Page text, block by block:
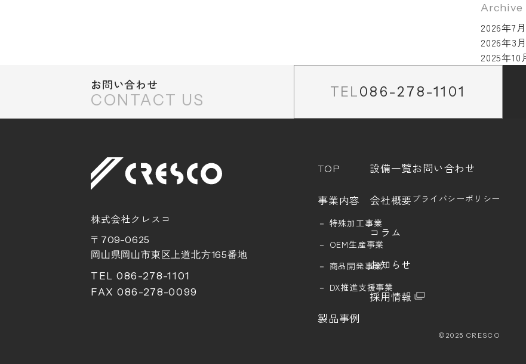
Archive
2026年7月
2026年3月
2025年10
お問い合わせ
CONTACT US TEL086-278-1101
株式会社クレスコ
〒709-0625
岡山県岡山市東区上道北方165番地
TEL 086-278-1101
FAX 086-278-0099
TOP
事業内容
－ 特殊加工事業
－ OEM生産事業
－ 商品開発事業
－ DX推進支援事業
製品事例
設備一覧
会社概要
コラム
お知らせ
採用情報
お問い合わせ
プライバシーポリシー
©2025 CRESCO